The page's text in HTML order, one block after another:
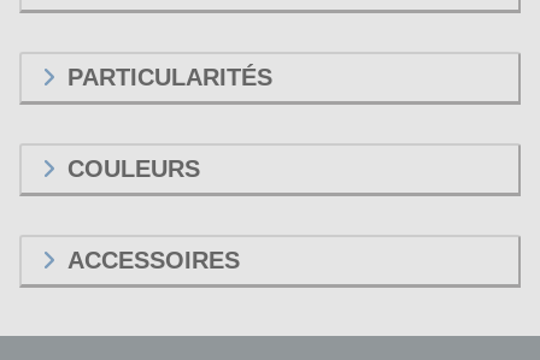
PARTICULARITÉS
COULEURS
ACCESSOIRES